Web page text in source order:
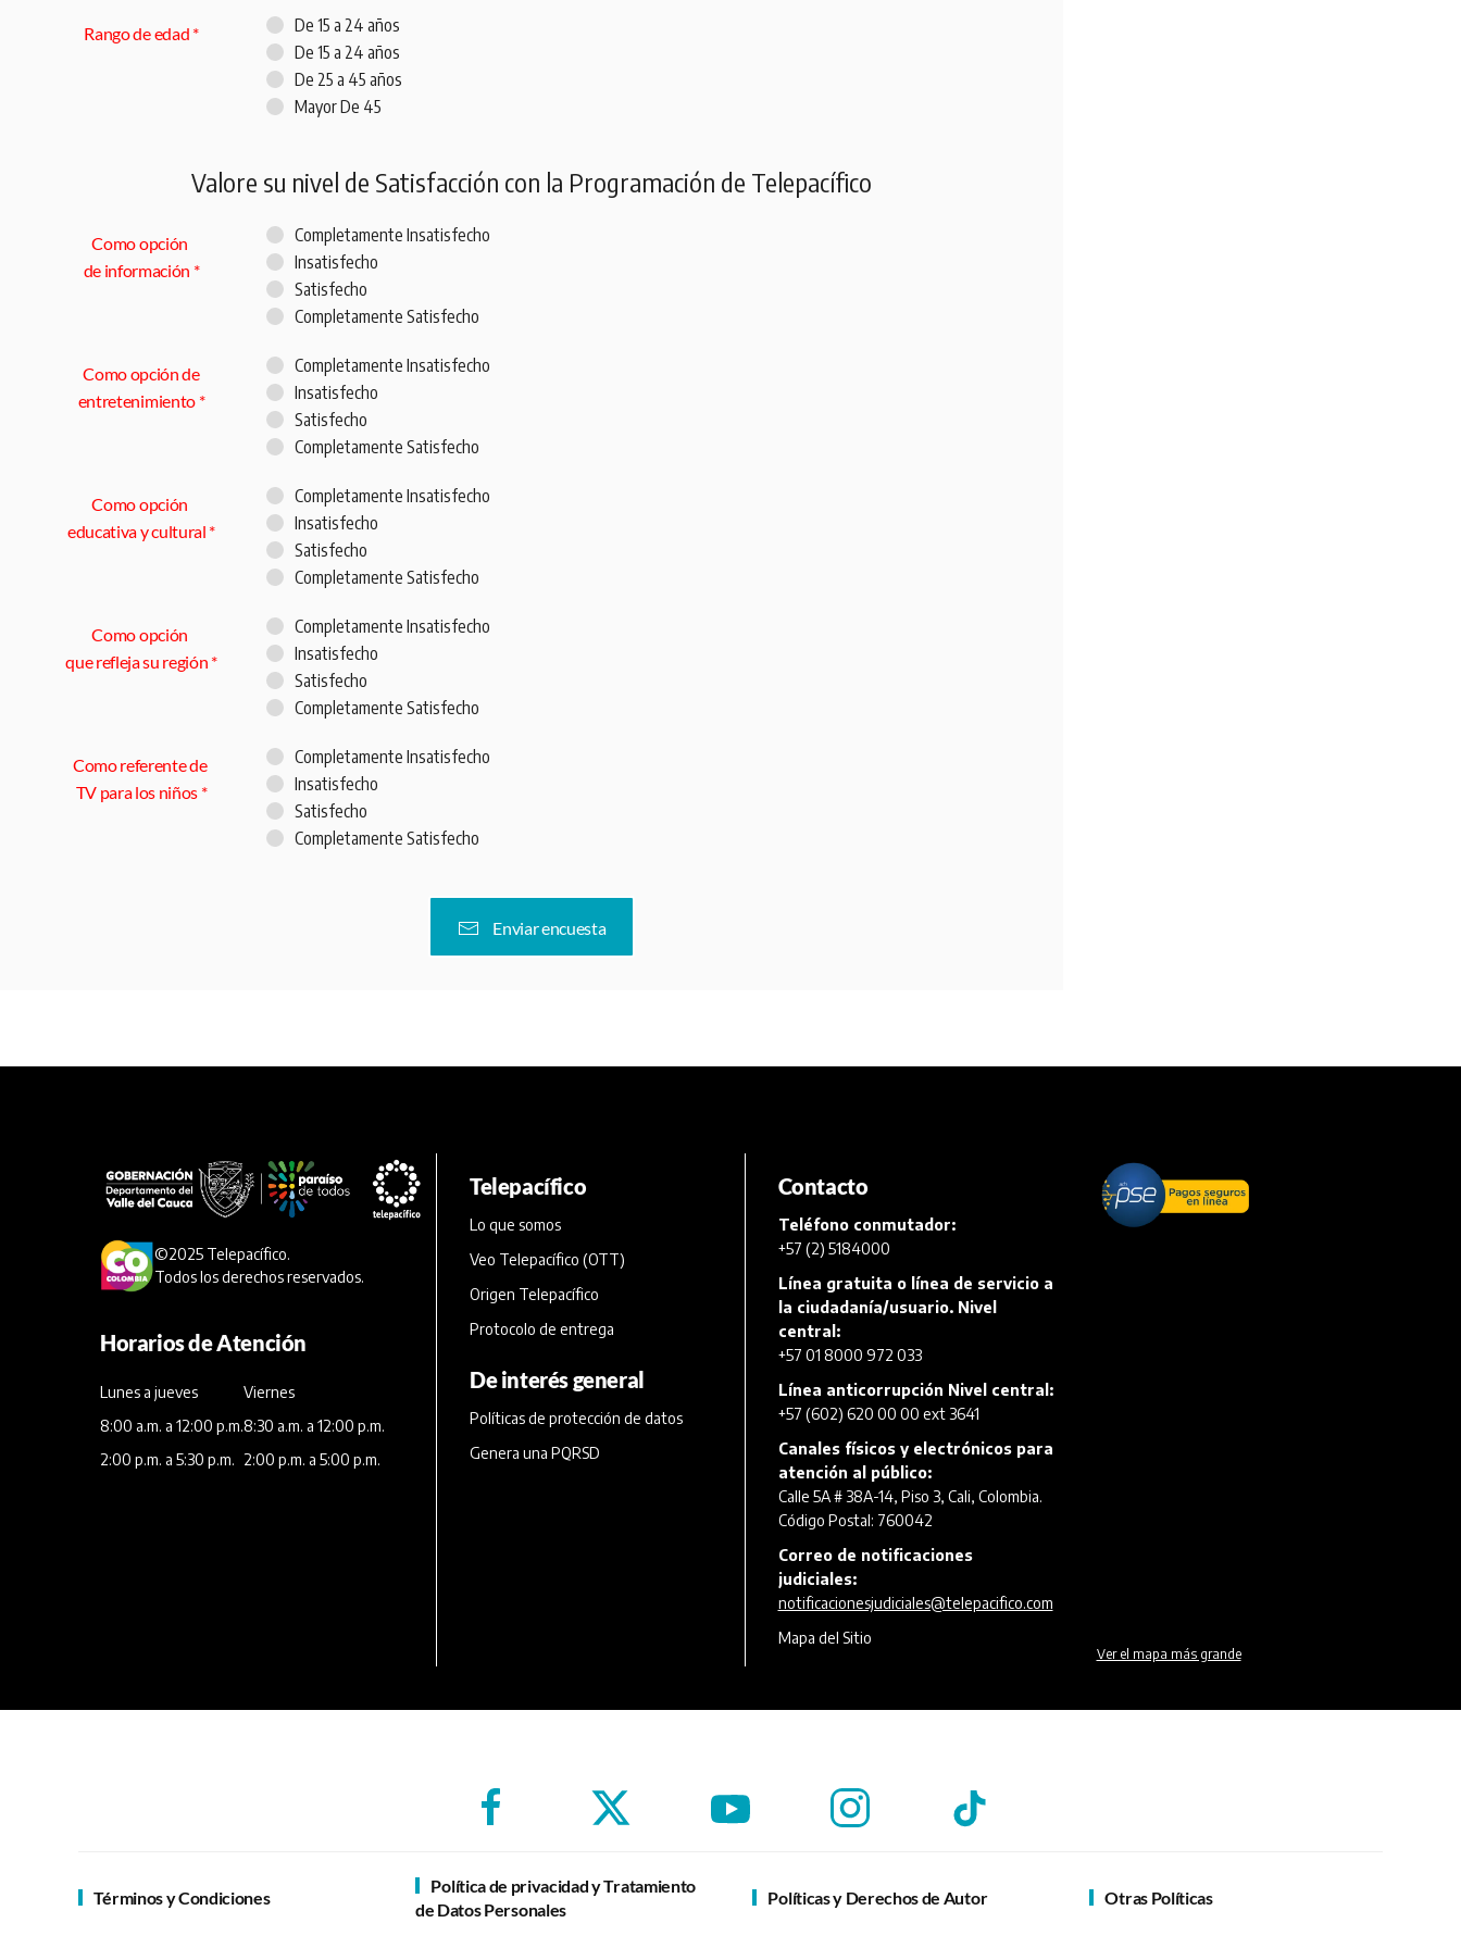
Rango de edad *
De 15 a 24 años
De 15 a 24 años
De 25 a 45 años
Mayor De 45
Valore su nivel de Satisfacción con la Programación de Telepacífico
Como opción
de información *
Completamente Insatisfecho
Insatisfecho
Satisfecho
Completamente Satisfecho
Como opción de
entretenimiento *
Completamente Insatisfecho
Insatisfecho
Satisfecho
Completamente Satisfecho
Como opción
educativa y cultural *
Completamente Insatisfecho
Insatisfecho
Satisfecho
Completamente Satisfecho
Como opción
que refleja su región *
Completamente Insatisfecho
Insatisfecho
Satisfecho
Completamente Satisfecho
Como referente de
TV para los niños *
Completamente Insatisfecho
Insatisfecho
Satisfecho
Completamente Satisfecho
Enviar encuesta
©2025 Telepacífico.
Todos los derechos reservados.
Horarios de Atención
Lunes a jueves
8:00 a.m. a 12:00 p.m.
2:00 p.m. a 5:30 p.m.
Viernes
8:30 a.m. a 12:00 p.m.
2:00 p.m. a 5:00 p.m.
Telepacífico
Lo que somos
Veo Telepacífico (OTT)
Origen Telepacífico
Protocolo de entrega
De interés general
Políticas de protección de datos
Genera una PQRSD
Contacto
Teléfono conmutador:
+57 (2) 5184000
Línea gratuita o línea de servicio a
la ciudadanía/usuario. Nivel
central:
+57 01 8000 972 033
Línea anticorrupción Nivel central:
+57 (602) 620 00 00 ext 3641
Canales físicos y electrónicos para
atención al público:
Calle 5A # 38A-14, Piso 3, Cali, Colombia.
Código Postal: 760042
Correo de notificaciones
judiciales:
notificacionesjudiciales@telepacifico.com
Mapa del Sitio
Ver el mapa más grande
Términos y Condiciones
Política de privacidad y Tratamiento
de Datos Personales
Políticas y Derechos de Autor Otras Políticas